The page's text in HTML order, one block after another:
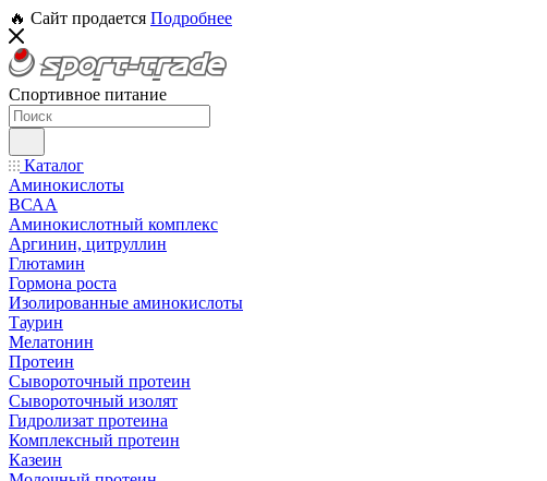
🔥 Сайт продается Подробнее
Спортивное питание
Каталог
Аминокислоты
ВСАА
Аминокислотный комплекс
Аргинин, цитруллин
Глютамин
Гормона роста
Изолированные аминокислоты
Таурин
Мелатонин
Протеин
Сывороточный протеин
Сывороточный изолят
Гидролизат протеина
Комплексный протеин
Казеин